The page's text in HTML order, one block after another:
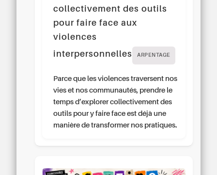
collectivement des outils
pour faire face aux
violences
interpersonnelles
ARPENTAGE
Parce que les violences traversent nos
vies et nos communautés, prendre le
temps d’explorer collectivement des
outils pour y faire face est déjà une
manière de transformer nos pratiques.